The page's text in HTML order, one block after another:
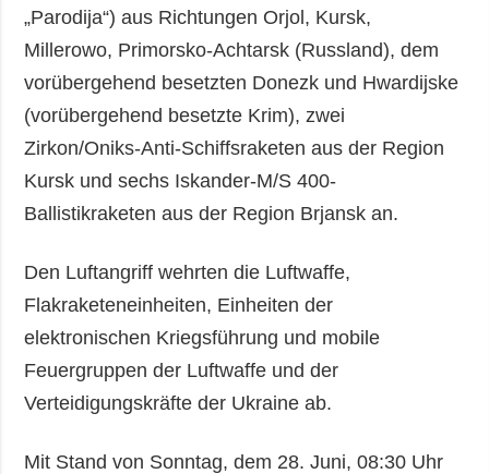
„Parodija“) aus Richtungen Orjol, Kursk,
Millerowo, Primorsko-Achtarsk (Russland), dem
vorübergehend besetzten Donezk und Hwardijske
(vorübergehend besetzte Krim), zwei
Zirkon/Oniks-Anti-Schiffsraketen aus der Region
Kursk und sechs Iskander-M/S 400-
Ballistikraketen aus der Region Brjansk an.
Den Luftangriff wehrten die Luftwaffe,
Flakraketeneinheiten, Einheiten der
elektronischen Kriegsführung und mobile
Feuergruppen der Luftwaffe und der
Verteidigungskräfte der Ukraine ab.
Mit Stand von Sonntag, dem 28. Juni, 08:30 Uhr